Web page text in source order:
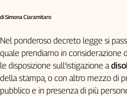
di Simona Ciaramitaro
Nel ponderoso decreto legge si
quale prendiamo in considerazione
le disposizione sull’istigazione a
della stampa, o con altro mezzo di
pubblico e in presenza di più